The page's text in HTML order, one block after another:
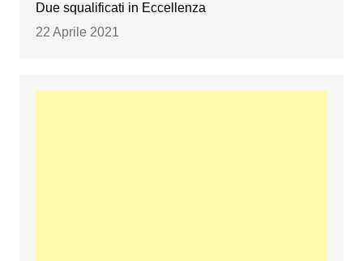
Due squalificati in Eccellenza
22 Aprile 2021